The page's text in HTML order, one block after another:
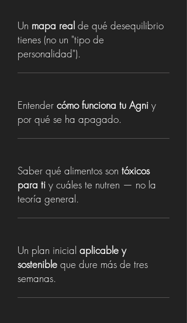
Un mapa real de qué desequilibrio
tienes (no un "tipo de
personalidad").
Entender cómo funciona tu Agni y
por qué se ha apagado.
Saber qué alimentos son tóxicos
para ti y cuáles te nutren — no la
teoría general.
Un plan inicial aplicable y
sostenible que dure más de tres
semanas.